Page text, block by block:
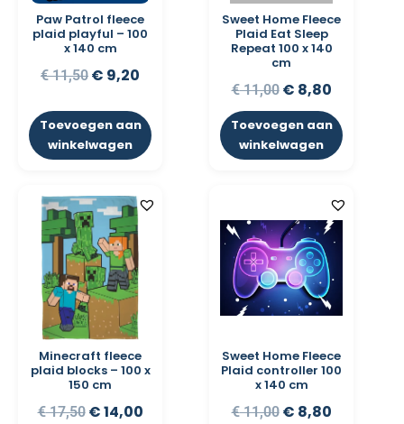
Paw Patrol fleece
plaid playful – 100
x 140 cm
€11,50 € 9,20
Toevoegen aan
winkelwagen
Sweet Home Fleece
Plaid Eat Sleep
Repeat 100 x 140
cm
€11,00 € 8,80
Toevoegen aan
winkelwagen
Minecraft fleece
plaid blocks – 100 x
150 cm
€17,50 €14,00
Sweet Home Fleece
Plaid controller 100
x 140 cm
€11,00 € 8,80